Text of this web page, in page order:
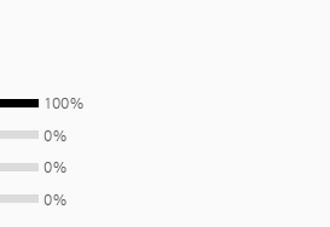
100%
0%
0%
0%